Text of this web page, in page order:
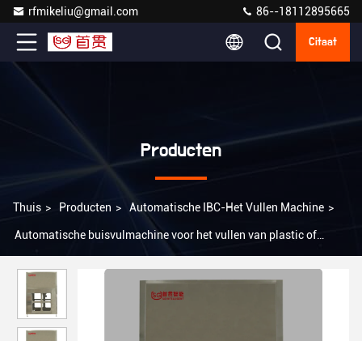
rfmikeliu@gmail.com 86--18112895665
Citaat
Producten
Thuis > Producten > Automatische IBC-Het Vullen Machine >
Automatische buisvulmachine voor het vullen van plastic of